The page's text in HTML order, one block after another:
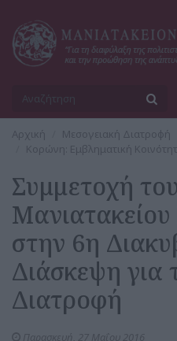
Αρχική
Μεσογειακή Διατροφή
Κορώνη: Εμβληματική
Συμμετοχή του
στην 6η
Διάσκεψη για
Διατροφή